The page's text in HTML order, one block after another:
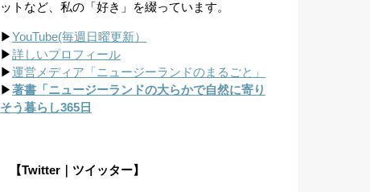
ットなど、私の「好き」を綴っています。
▶︎YouTube(毎週日曜更新）
▶︎詳しいプロフィール
▶︎運営メディア「ニュージーランドのまるごと」
▶︎著書「ニュージーランドの大らかで自然に寄り
そう暮らし365日
【Twitter｜ツイッター】